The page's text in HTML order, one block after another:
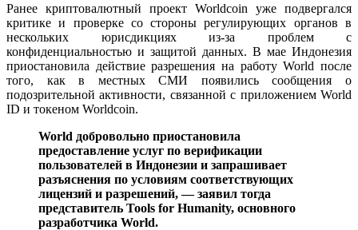
Ранее криптовалютный проект Worldcoin уже подвергался
критике и проверке со стороны регулирующих органов в
нескольких юрисдикциях из-за проблем с
конфиденциальностью и защитой данных. В мае Индонезия
приостановила действие разрешения на работу World после
того, как в местных СМИ появились сообщения о
подозрительной активности, связанной с приложением World
ID и токеном Worldcoin.
World добровольно приостановила
предоставление услуг по верификации
пользователей в Индонезии и запрашивает
разъяснения по условиям соответствующих
лицензий и разрешений, — заявил тогда
представитель Tools for Humanity, основного
разработчика World.